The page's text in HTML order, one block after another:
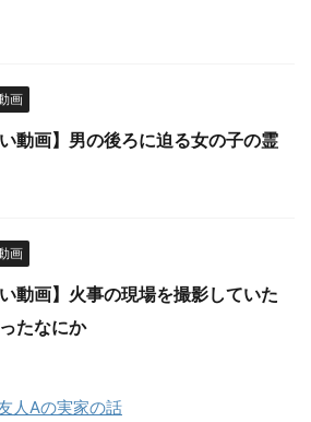
画
い動画】男の後ろに迫る女の子の霊
画
い動画】火事の現場を撮影していた
たなにか
人Aの実家の話